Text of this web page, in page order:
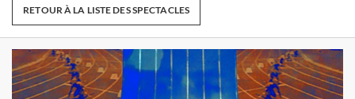
RETOUR À LA LISTE DES SPECTACLES